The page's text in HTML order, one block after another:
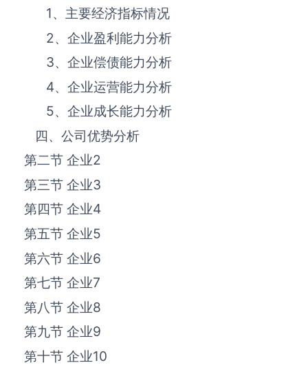
1、主要经济指标情况
2、企业盈利能力分析
3、企业偿债能力分析
4、企业运营能力分析
5、企业成长能力分析
四、公司优势分析
第二节 企业2
第三节 企业3
第四节 企业4
第五节 企业5
第六节 企业6
第七节 企业7
第八节 企业8
第九节 企业9
第十节 企业10